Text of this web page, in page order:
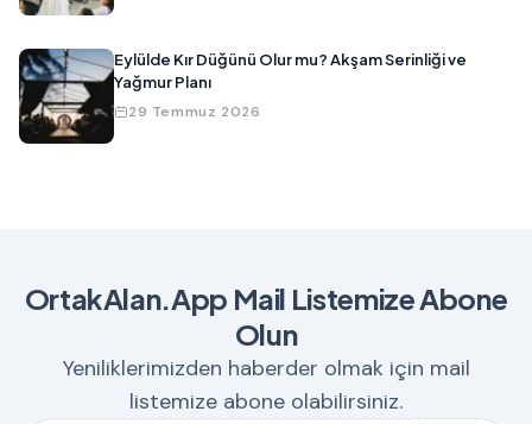
Eylülde Kır Düğünü Olur mu? Akşam Serinliği ve
Yağmur Planı
29 Temmuz 2026
OrtakAlan.App Mail Listemize Abone
Olun
Yeniliklerimizden haberder olmak için mail
listemize abone olabilirsiniz.